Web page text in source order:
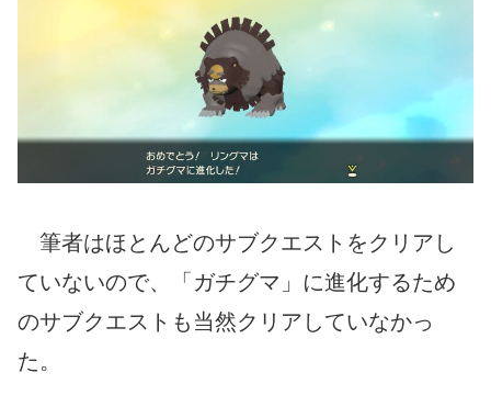
筆者はほとんどのサブクエストをクリアし
ていないので、「ガチグマ」に進化するため
のサブクエストも当然クリアしていなかっ
た。